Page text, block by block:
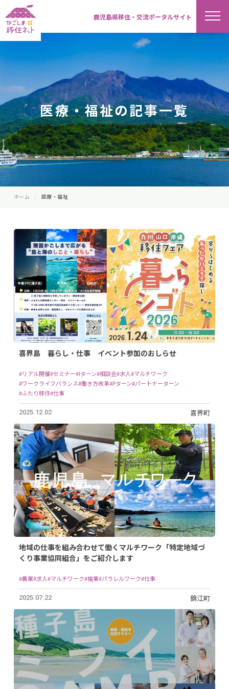
鹿児島県移住・交流ポータルサイト
医療・福祉の記事一覧
ホーム 医療・福祉
喜界島 暮らし・仕事 イベント参加のおしらせ
#リアル開催#セミナー#Iターン#相談会#求人#マルチワーク
#ワークライフバランス#働き方改革#Pターン#パートナーターン
#ふたり移住#仕事
2025.12.02 喜界町
地域の仕事を組み合わせて働くマルチワーク「特定地域づ
くり事業協同組合」をご紹介します
#農業#求人#マルチワーク#複業#パラレルワーク#仕事
2025.07.22 錦江町